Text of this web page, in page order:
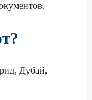
Дубай,